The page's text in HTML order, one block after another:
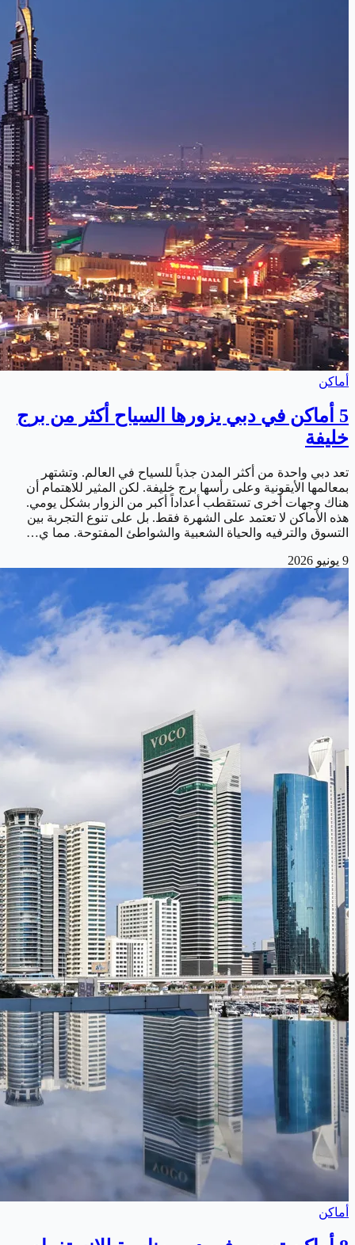
أماكن
5 أماكن في دبي يزورها السياح أكثر من برج
خليفة
تعد دبي واحدة من أكثر المدن جذباً للسياح في العالم. وتشتهر
بمعالمها الأيقونية وعلى رأسها برج خليفة. لكن المثير للاهتمام أن
هناك وجهات أخرى تستقطب أعداداً أكبر من الزوار بشكل يومي.
هذه الأماكن لا تعتمد على الشهرة فقط. بل على تنوع التجربة بين
التسوق والترفيه والحياة الشعبية والشواطئ المفتوحة. مما ي…
9 يونيو 2026
أماكن